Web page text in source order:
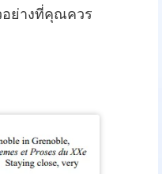
อย่างที่คุณควร